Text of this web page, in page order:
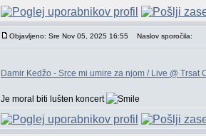
Objavljeno: Sre Nov 05, 2025 16:55 Naslov sporočila:
Damir Kedžo - Srce mi umire za njom / Live @ Trsat
Je moral biti lušten koncert